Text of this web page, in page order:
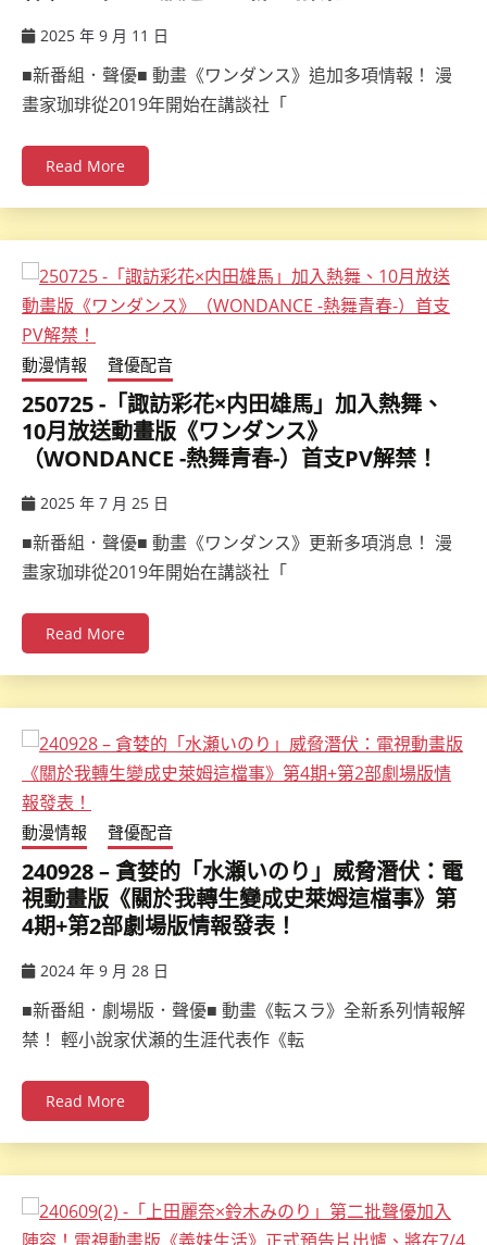
2025 年 9 月 11 日
■新番組．聲優■ 動畫《ワンダンス》追加多項情報！ 漫
畫家珈琲從2019年開始在講談社「
Read More
動漫情報 聲優配音
250725 -「諏訪彩花×内田雄馬」加入熱舞、
10月放送動畫版《ワンダンス》
（WONDANCE -熱舞青春-）首支PV解禁！
2025 年 7 月 25 日
■新番組．聲優■ 動畫《ワンダンス》更新多項消息！ 漫
畫家珈琲從2019年開始在講談社「
Read More
動漫情報 聲優配音
240928 – 貪婪的「水瀬いのり」威脅潛伏：電
視動畫版《關於我轉生變成史萊姆這檔事》第
4期+第2部劇場版情報發表！
2024 年 9 月 28 日
■新番組．劇場版．聲優■ 動畫《転スラ》全新系列情報解
禁！ 輕小說家伏瀬的生涯代表作《転
Read More